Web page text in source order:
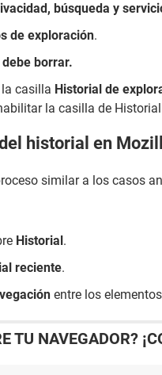
búsqueda y
de exploración.
borrar.
casilla Historial de
la casilla de
historial en
similar a los casos
Historial.
reciente.
entre los
TU NAVEGADOR?